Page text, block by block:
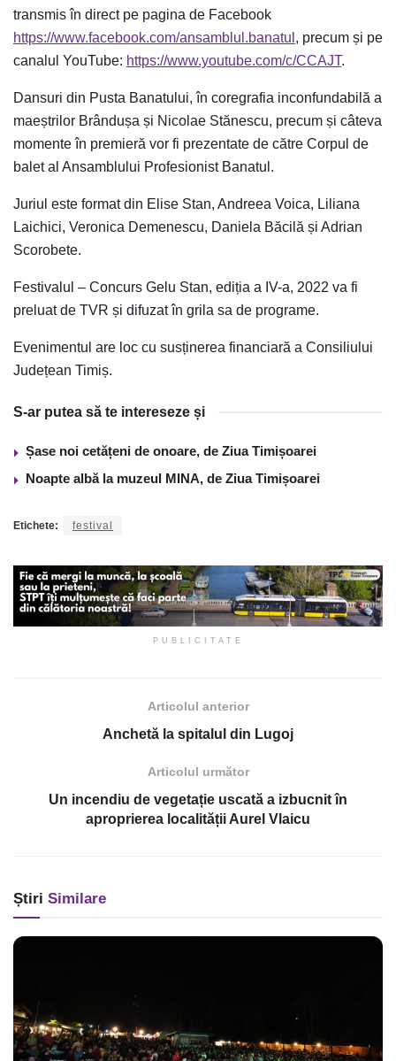
transmis în direct pe pagina de Facebook
https://www.facebook.com/ansamblul.banatul , precum și pe
canalul YouTube: https://www.youtube.com/c/CCAJT.
Dansuri din Pusta Banatului, în coregrafia inconfundabilă a
maeștrilor Brândușa și Nicolae Stănescu, precum și câteva
momente în premieră vor fi prezentate de către Corpul de
balet al Ansamblului Profesionist Banatul.
Juriul este format din Elise Stan, Andreea Voica, Liliana
Laichici, Veronica Demenescu, Daniela Băcilă și Adrian
Scorobete.
Festivalul – Concurs Gelu Stan, ediția a IV-a, 2022 va fi
preluat de TVR și difuzat în grila sa de programe.
Evenimentul are loc cu susținerea financiară a Consiliului
Județean Timiș.
S-ar putea să te intereseze și
Șase noi cetățeni de onoare, de Ziua Timișoarei
Noapte albă la muzeul MINA, de Ziua Timișoarei
Etichete: festival
PUBLICITATE
Articolul anterior
Anchetă la spitalul din Lugoj
Articolul următor
Un incendiu de vegetație uscată a izbucnit în
aproprierea localității Aurel Vlaicu
Știri Similare